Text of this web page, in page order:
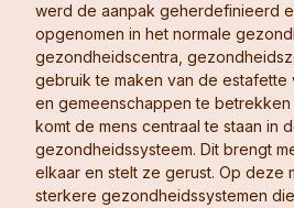
werd de aanpak geherdefinieerd
opgenomen in het normale
gezondheidscentra,
gebruik te maken van de estafette
en gemeenschappen te betrekken
komt de mens centraal te staan in
gezondheidssysteem. Dit brengt
elkaar en stelt ze gerust. Op deze
sterkere gezondheidssystemen